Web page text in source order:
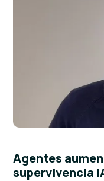
Agentes
supervivencia